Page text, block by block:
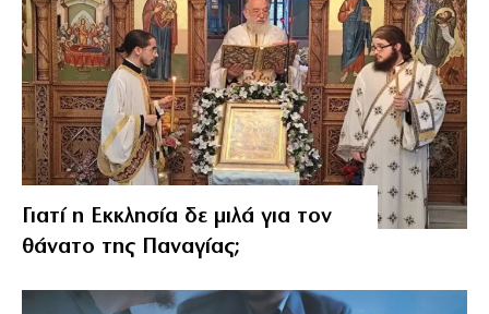
Γιατί η Εκκλησία δε μιλά για τον
θάνατο της Παναγίας;